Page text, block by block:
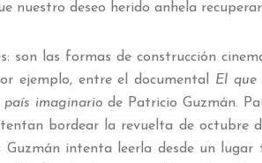
nuestro deseo herido anhela
son las formas de construcción
ejemplo, entre el documental El que
país imaginariode Patricio Guzmán.
bordear la revuelta de octubre
Guzmán intenta leerla desde un